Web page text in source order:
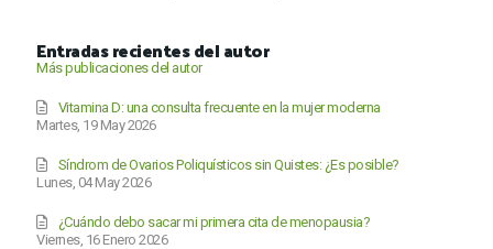
Entradas recientes del autor
Más publicaciones del autor
Martes, 19 May 2026
Vitamina D: una consulta frecuente en la mujer moderna
Lunes, 04 May 2026
Síndrom de Ovarios Poliquísticos sin Quistes: ¿Es posible?
Viernes, 16 Enero 2026
¿Cuándo debo sacar mi primera cita de menopausia?